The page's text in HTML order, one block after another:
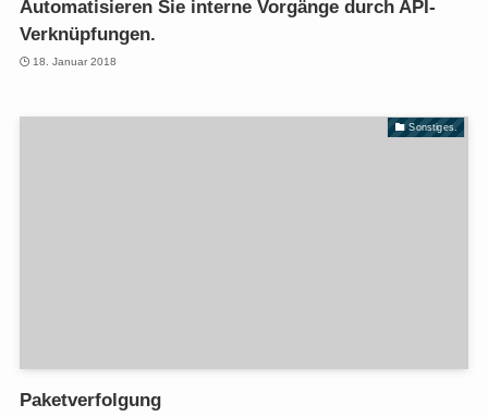
Automatisieren Sie interne Vorgänge durch API-
Verknüpfungen.
18. Januar 2018
Sonstiges.
Paketverfolgung